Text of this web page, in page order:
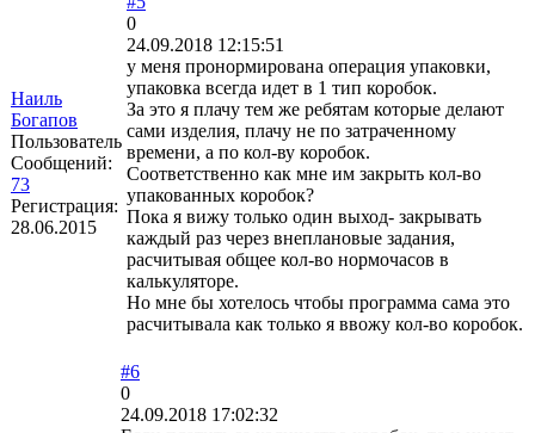
Наиль
Богапов
Пользователь
Сообщений:
73
Регистрация:
28.06.2015
0
24.09.2018 12:15:51
у меня пронормирована операция упаковки,
упаковка всегда идет в 1 тип коробок.
За это я плачу тем же ребятам которые делают
сами изделия, плачу не по затраченному
времени, а по кол-ву коробок.
Соответственно как мне им закрыть кол-во
упакованных коробок?
Пока я вижу только один выход- закрывать
каждый раз через внеплановые задания,
расчитывая общее кол-во нормочасов в
калькуляторе.
Но мне бы хотелось чтобы программа сама это
расчитывала как только я ввожу кол-во коробок.
#6
0
24.09.2018 17:02:32